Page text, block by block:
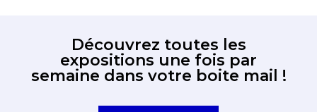
Découvrez toutes les
expositions une fois par
semaine dans votre boite mail !